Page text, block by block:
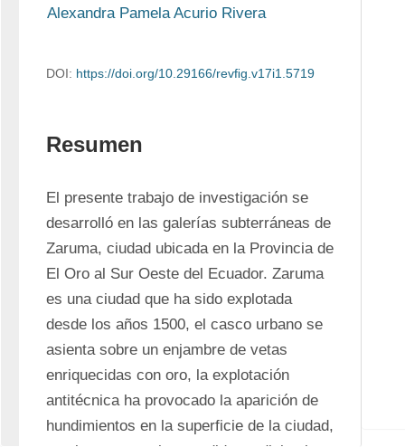
Alexandra Pamela Acurio Rivera
DOI: https://doi.org/10.29166/revﬁg.v17i1.5719
Resumen
El presente trabajo de investigación se
desarrolló en las galerías subterráneas de
Zaruma, ciudad ubicada en la Provincia de
El Oro al Sur Oeste del Ecuador. Zaruma
es una ciudad que ha sido explotada
desde los años 1500, el casco urbano se
asienta sobre un enjambre de vetas
enriquecidas con oro, la explotación
antitécnica ha provocado la aparición de
hundimientos en la superficie de la ciudad,